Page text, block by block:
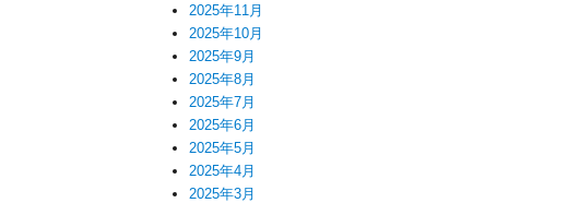
2025年11月
2025年10月
2025年9月
2025年8月
2025年7月
2025年6月
2025年5月
2025年4月
2025年3月